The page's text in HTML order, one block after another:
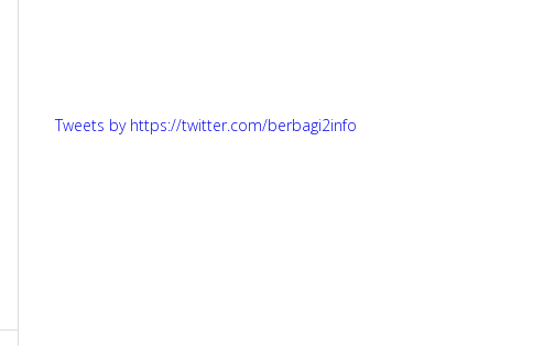
Tweets by https://twitter.com/berbagi2info